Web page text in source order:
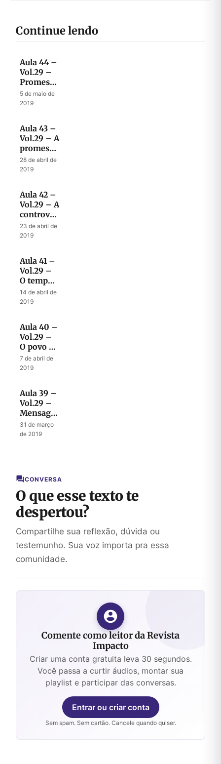
Continue lendo
Aula 44 –
Vol.29 –
Promessas
de
restauração
5 de maio de
2019
Aula 43 –
Vol.29 – A
promessa
da Nova
Aliança
original
28 de abril de
2019
Aula 42 –
Vol.29 – A
controvérsia
de Deus
com
nações
23 de abril de
2019
Aula 41 –
Vol.29 –
O tempo
da
angústia
14 de abril de
2019
Aula 40 –
Vol.29 –
O povo de
Israel e a
sua terra
7 de abril de
2019
Aula 39 –
Vol.29 –
Mensagem
de
esperança
31 de março
de 2019
CONVERSA
O que esse texto te
despertou?
Compartilhe sua reflexão, dúvida ou
testemunho. Sua voz importa pra essa
comunidade.
Comente como leitor da Revista
Impacto
Criar uma conta gratuita leva 30 segundos.
Você passa a curtir áudios, montar sua
playlist e participar das conversas.
Entrar ou criar conta
Sem spam. Sem cartão. Cancele quando quiser.